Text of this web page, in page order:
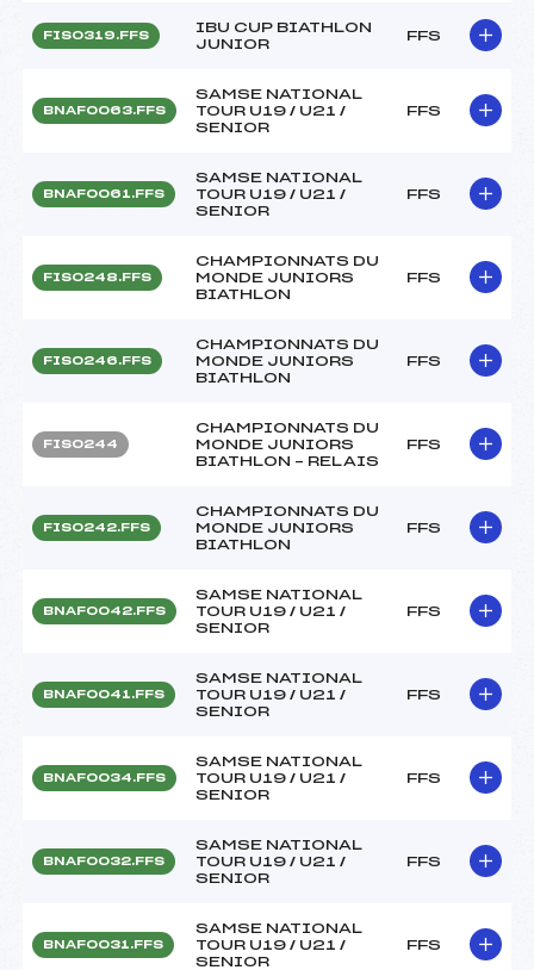
FIS0319.FFS
IBU CUP BIATHLON
JUNIOR
FFS
BNAF0063.FFS
SAMSE NATIONAL
TOUR U19 / U21 /
SENIOR
FFS
BNAF0061.FFS
SAMSE NATIONAL
TOUR U19 / U21 /
SENIOR
FFS
FIS0248.FFS
CHAMPIONNATS DU
MONDE JUNIORS
BIATHLON
FFS
FIS0246.FFS
CHAMPIONNATS DU
MONDE JUNIORS
BIATHLON
FFS
FIS0244
CHAMPIONNATS DU
MONDE JUNIORS
BIATHLON – RELAIS
FFS
FIS0242.FFS
CHAMPIONNATS DU
MONDE JUNIORS
BIATHLON
FFS
BNAF0042.FFS
SAMSE NATIONAL
TOUR U19 / U21 /
SENIOR
FFS
BNAF0041.FFS
SAMSE NATIONAL
TOUR U19 / U21 /
SENIOR
FFS
BNAF0034.FFS
SAMSE NATIONAL
TOUR U19 / U21 /
SENIOR
FFS
BNAF0032.FFS
SAMSE NATIONAL
TOUR U19 / U21 /
SENIOR
FFS
BNAF0031.FFS
SAMSE NATIONAL
TOUR U19 / U21 /
SENIOR
FFS